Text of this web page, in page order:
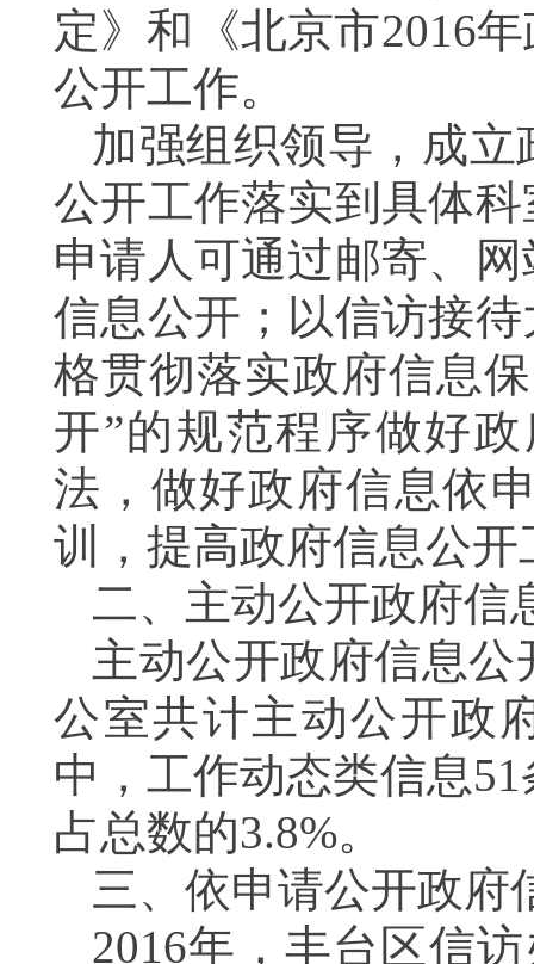
定》和《北京市2016
公开工作。
加强组织领导，成
公开工作落实到具体
申请人可通过邮寄、
信息公开；以信访接
格贯彻落实政府信息
开”的规范程序做好
法，做好政府信息依
训，提高政府信息公
二、主动公开政府信
主动公开政府信息
公室共计主动公开政
中，工作动态类信息
占总数的3.8%。
三、依申请公开政府
2016年，丰台区信